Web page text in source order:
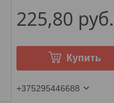
225,80 руб.
Купить
+375295446688